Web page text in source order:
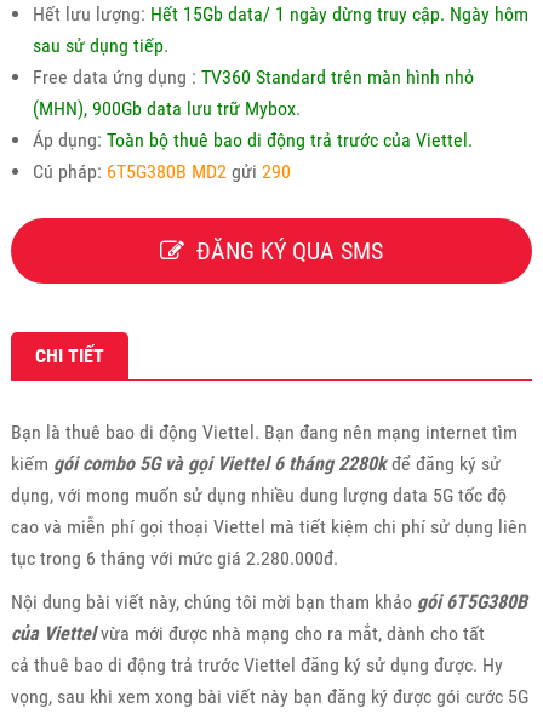
Hết lưu lượng: Hết 15Gb data/ 1 ngày dừng truy cập. Ngày hôm
sau sử dụng tiếp.
Free data ứng dụng : TV360 Standard trên màn hình nhỏ
(MHN), 900Gb data lưu trữ Mybox.
Áp dụng: Toàn bộ thuê bao di động trả trước của Viettel.
Cú pháp: 6T5G380B MD2 gửi 290
ĐĂNG KÝ QUA SMS
CHI TIẾT
Bạn là thuê bao di động Viettel. Bạn đang nên mạng internet tìm
kiếm gói combo 5G và gọi Viettel 6 tháng 2280kđể đăng ký sử
dụng, với mong muốn sử dụng nhiều dung lượng data 5G tốc độ
cao và miễn phí gọi thoại Viettel mà tiết kiệm chi phí sử dụng liên
tục trong 6 tháng với mức giá 2.280.000đ.
Nội dung bài viết này, chúng tôi mời bạn tham khảo gói 6T5G380B
của Viettelvừa mới được nhà mạng cho ra mắt, dành cho tất
cả thuê bao di động trả trước Viettel đăng ký sử dụng được. Hy
vọng, sau khi xem xong bài viết này bạn đăng ký được gói cước 5G